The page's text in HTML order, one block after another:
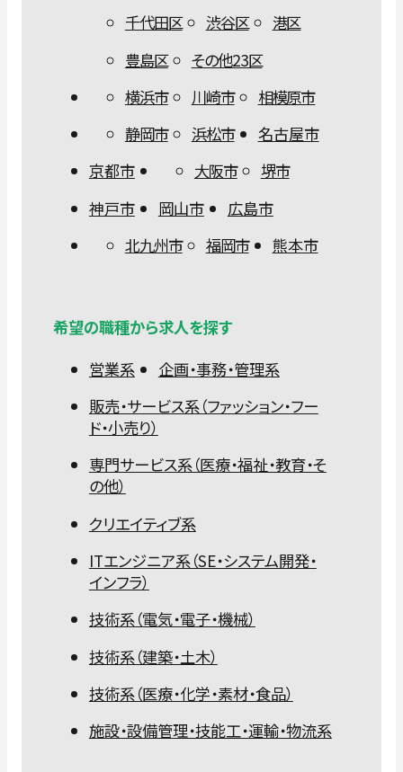
千代田区 渋谷区
港区
豊島区
その他23区
横浜市
川崎市
相模原市
静岡市
浜松市
名古屋市
京都市
大阪市
堺市
神戸市
岡山市
広島市
北九州市
福岡市 熊本市
希望の職種から求人を探す
営業系
企画・事務・管理系
販売・サービス系（ファッション・フー
ド・小売り）
専門サービス系（医療・福祉・教育・そ
の他）
クリエイティブ系
ITエンジニア系（SE・システム開発・
インフラ）
技術系（電気・電子・機械）
技術系（建築・土木）
技術系（医療・化学・素材・食品）
施設・設備管理・技能工・運輸・物流系